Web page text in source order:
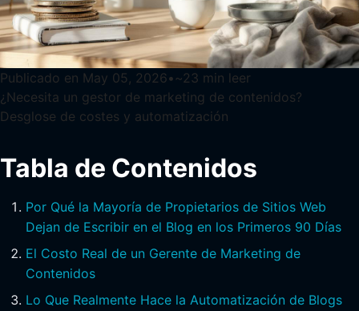
Publicado en May 05, 2026• ~23 min leer
¿Necesita un gestor de marketing de contenidos?
Desglose de costes y automatización
Tabla de Contenidos
Por Qué la Mayoría de Propietarios de Sitios Web
Dejan de Escribir en el Blog en los Primeros 90 Días
El Costo Real de un Gerente de Marketing de
Contenidos
Lo Que Realmente Hace la Automatización de Blogs